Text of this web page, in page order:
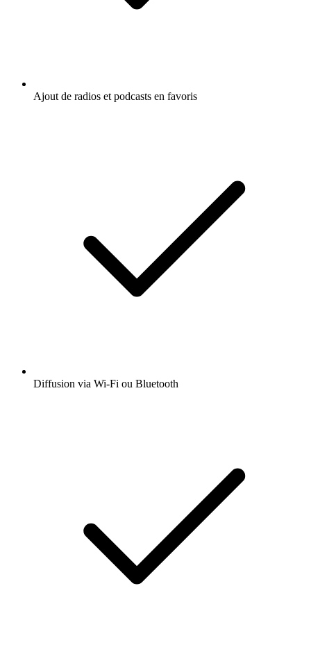
Ajout de radios et podcasts en favoris
Diffusion via Wi-Fi ou Bluetooth